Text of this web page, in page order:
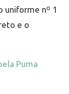
uniforme nº 1
e o